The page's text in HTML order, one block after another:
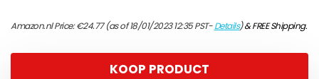
Amazon.nl Price:€24.77(as of 18/01/2023 12:35 PST-Details)&FREE Shipping.
KOOP PRODUCT